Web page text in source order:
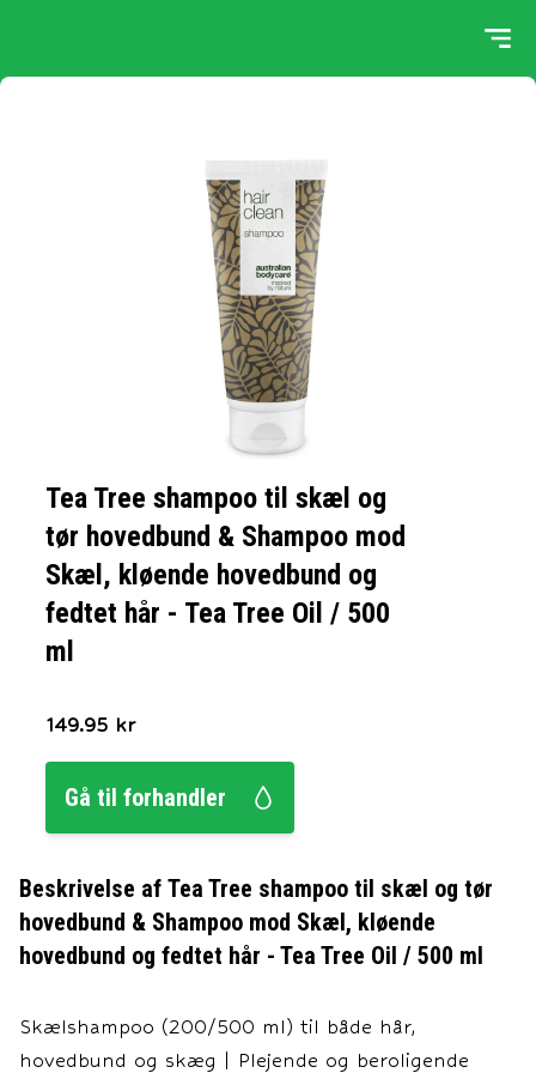
Tea Tree shampoo til skæl og
tør hovedbund & Shampoo mod
Skæl, kløende hovedbund og
fedtet hår - Tea Tree Oil / 500
ml
149.95 kr
Gå til forhandler
Beskrivelse af Tea Tree shampoo til skæl og tør
hovedbund & Shampoo mod Skæl, kløende
hovedbund og fedtet hår - Tea Tree Oil / 500 ml
Skælshampoo (200/500 ml) til både hår,
hovedbund og skæg | Plejende og beroligende